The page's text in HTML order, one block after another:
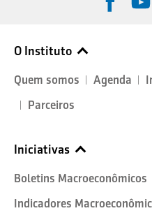
O Instituto
Quem somos Agenda
Parceiros
Iniciativas
Boletins Macroeconômicos
Indicadores